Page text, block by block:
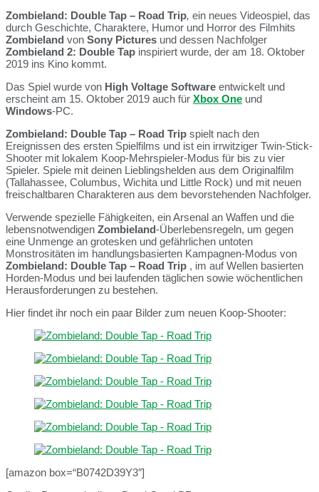
Zombieland: Double Tap – Road Trip, ein neues Videospiel, das
durch Geschichte, Charaktere, Humor und Horror des Filmhits
Zombieland von Sony Pictures und dessen Nachfolger
Zombieland 2: Double Tap inspiriert wurde, der am 18. Oktober
2019 ins Kino kommt.
Das Spiel wurde von High Voltage Software entwickelt und
erscheint am 15. Oktober 2019 auch für Xbox One und
Windows-PC.
Zombieland: Double Tap – Road Trip spielt nach den
Ereignissen des ersten Spielfilms und ist ein irrwitziger Twin-Stick-
Shooter mit lokalem Koop-Mehrspieler-Modus für bis zu vier
Spieler. Spiele mit deinen Lieblingshelden aus dem Originalfilm
(Tallahassee, Columbus, Wichita und Little Rock) und mit neuen
freischaltbaren Charakteren aus dem bevorstehenden Nachfolger.
Verwende spezielle Fähigkeiten, ein Arsenal an Waffen und die
lebensnotwendigen Zombieland-Überlebensregeln, um gegen
eine Unmenge an grotesken und gefährlichen untoten
Monstrositäten im handlungsbasierten Kampagnen-Modus von
Zombieland: Double Tap – Road Trip , im auf Wellen basierten
Horden-Modus und bei laufenden täglichen sowie wöchentlichen
Herausforderungen zu bestehen.
Hier findet ihr noch ein paar Bilder zum neuen Koop-Shooter:
[amazon box=“B0742D39Y3″]